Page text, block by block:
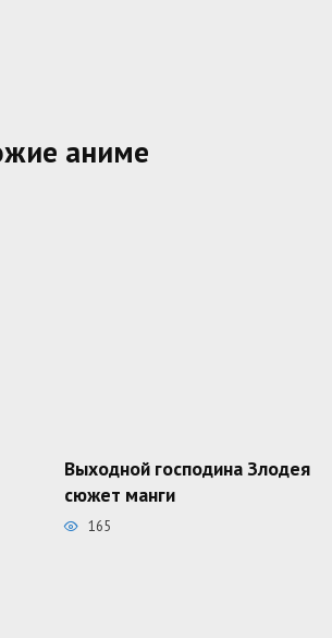
аниме
Выходной господина Злодея
сюжет манги
165